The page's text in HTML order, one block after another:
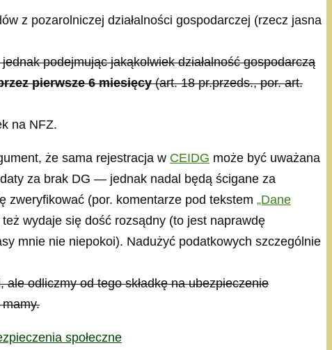
z pozarolniczej działalności gospodarczej (rzecz jasna
podejmując jakąkolwiek działalność gospodarczą
pierwsze 6 miesięcy(art. 18 pr.przeds., por. art.
na NFZ.
że sama rejestracja w CEIDG może być uważana
za brak DG — jednak nadal będą ścigane za
(por. komentarze pod tekstem „Dane
wydaje się dość rozsądny (to jest naprawdę
mnie nie niepokoi). Nadużyć podatkowych szczególnie
odliczmy od tego składkę na ubezpieczenie
społeczne